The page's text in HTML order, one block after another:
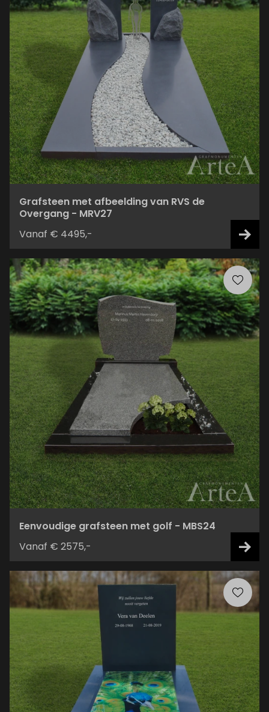
Grafsteen met afbeelding van RVS de
Overgang - MRV27
Vanaf € 4495,-
Eenvoudige grafsteen met golf - MBS24
Vanaf € 2575,-